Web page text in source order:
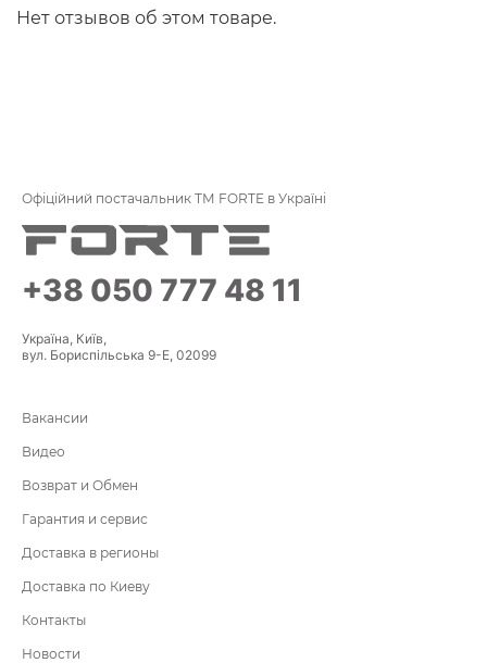
Нет отзывов об этом товаре.
Офіційний постачальник ТМ FORTE в Україні
+38 050 777 48 11
Україна, Київ,
вул. Бориспільська 9-Е, 02099
Вакансии
Видео
Возврат и Обмен
Гарантия и сервис
Доставка в регионы
Доставка по Киеву
Контакты
Новости